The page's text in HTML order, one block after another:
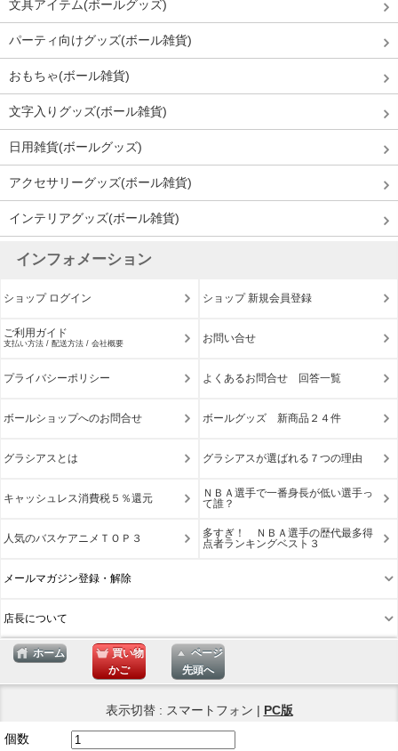
個数
文具アイテム(ボールグッズ)
パーティ向けグッズ(ボール雑貨)
おもちゃ(ボール雑貨)
文字入りグッズ(ボール雑貨)
日用雑貨(ボールグッズ)
アクセサリーグッズ(ボール雑貨)
インテリアグッズ(ボール雑貨)
インフォメーション
ショップ ログイン ショップ 新規会員登録
ご利用ガイド
支払い方法 / 配送方法 / 会社概要 お問い合せ
プライバシーポリシー よくあるお問合せ 回答一覧
ボールショップへのお問合せ ボールグッズ 新商品２４件
グラシアスとは グラシアスが選ばれる７つの理由
キャッシュレス消費税５％還元
ＮＢＡ選手で一番身長が低い選手っ
て誰？
人気のバスケアニメＴＯＰ３
多すぎ！ ＮＢＡ選手の歴代最多得
点者ランキングベスト３
メールマガジン登録・解除
店長について
ホーム
買い物
かご
ページ
先頭へ
表示切替 : スマートフォン | PC版